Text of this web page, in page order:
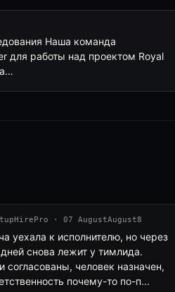
Наша команда
для работы над проектом Royal
· 07 AugustAugust8
уехала к исполнителю, но через
снова лежит у тимлида.
согласованы, человек назначен,
почему-то по-п...